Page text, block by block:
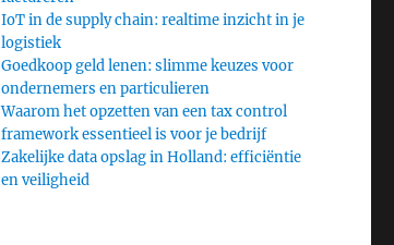
IoT in de supply chain: realtime inzicht in je
logistiek
Goedkoop geld lenen: slimme keuzes voor
ondernemers en particulieren
Waarom het opzetten van een tax control
framework essentieel is voor je bedrijf
Zakelijke data opslag in Holland: efficiëntie
en veiligheid